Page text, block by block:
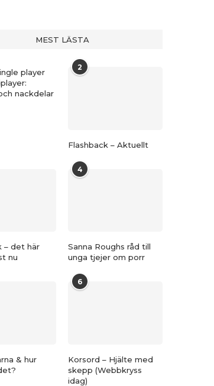
MEST LÄSTA
player
nackdelar
2
Flashback – Aktuellt
– det här
nu
4
Sanna Roughs råd till
unga tjejer om porr
& hur
6
Korsord – Hjälte med
skepp (Webbkryss
idag)